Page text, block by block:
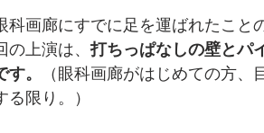
科画廊にすでに足を運ばれたこと
の上演は、打ちっぱなしの壁とパ
。
（眼科画廊がはじめての方
限り。）